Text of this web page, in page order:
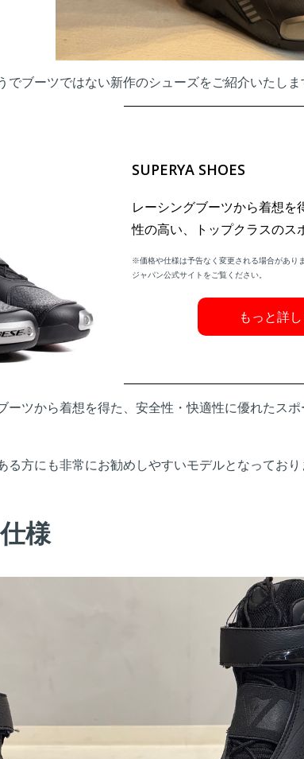
ブーツではない新作のシューズをご紹介いたしま
SUPERYA SHOES
レーシングブーツから着想を
性の高い、トップクラスのス
※価格や仕様は予告なく変更される場合があり
ジャパン公式サイトをご覧ください。
もっと詳し
ーツから着想を得た、安全性・快適性に優れたス
る方にも非常にお勧めしやすいモデルとなってお
様